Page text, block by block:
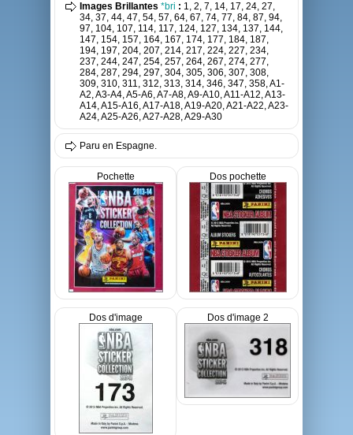
Images Brillantes *bri : 1, 2, 7, 14, 17, 24, 27,
34, 37, 44, 47, 54, 57, 64, 67, 74, 77, 84, 87, 94,
97, 104, 107, 114, 117, 124, 127, 134, 137, 144,
147, 154, 157, 164, 167, 174, 177, 184, 187,
194, 197, 204, 207, 214, 217, 224, 227, 234,
237, 244, 247, 254, 257, 264, 267, 274, 277,
284, 287, 294, 297, 304, 305, 306, 307, 308,
309, 310, 311, 312, 313, 314, 346, 347, 358, A1-
A2, A3-A4, A5-A6, A7-A8, A9-A10, A11-A12, A13-
A14, A15-A16, A17-A18, A19-A20, A21-A22, A23-
A24, A25-A26, A27-A28, A29-A30
Paru en Espagne.
Pochette Dos pochette
Dos d'image Dos d'image 2